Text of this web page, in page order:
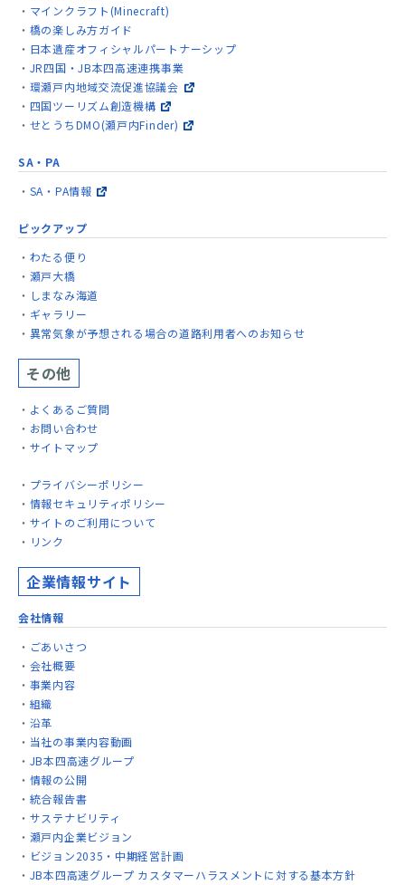
マインクラフト(Minecraft)
橋の楽しみ方ガイド
日本遺産オフィシャルパートナーシップ
JR四国・JB本四高速連携事業
環瀬戸内地域交流促進協議会
四国ツーリズム創造機構
せとうちDMO(瀬戸内Finder)
SA・PA
SA・PA情報
ピックアップ
わたる便り
瀬戸大橋
しまなみ海道
ギャラリー
異常気象が予想される場合の道路利用者へのお知らせ
その他
よくあるご質問
お問い合わせ
サイトマップ
プライバシーポリシー
情報セキュリティポリシー
サイトのご利用について
リンク
企業情報サイト
会社情報
ごあいさつ
会社概要
事業内容
組織
沿革
当社の事業内容動画
JB本四高速グループ
情報の公開
統合報告書
サステナビリティ
瀬戸内企業ビジョン
ビジョン2035・中期経営計画
JB本四高速グループ カスタマーハラスメントに対する基本方針